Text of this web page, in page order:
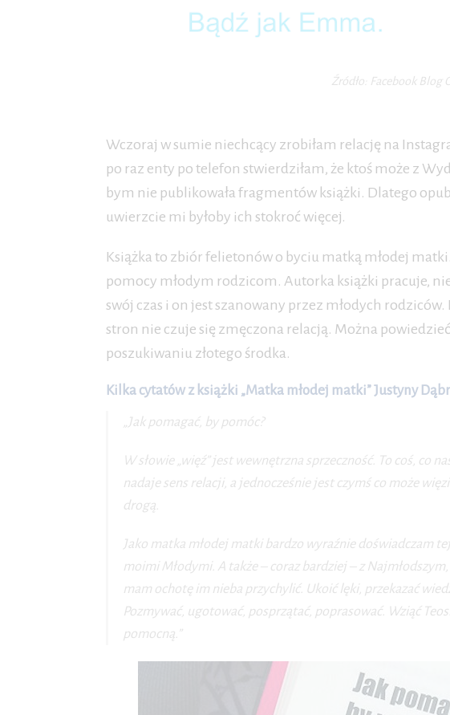
Źródło: Facebook Blog
Wczoraj w sumie niechcący zrobiłam relację na
po raz enty po telefon stwierdziłam, że ktoś może z
bym nie publikowała fragmentów książki. Dlatego
uwierzcie mi byłoby ich stokroć więcej.
Książka to zbiór felietonów o byciu matką młodej
pomocy młodym rodzicom. Autorka książki pracuje,
swój czas i on jest szanowany przez młodych
stron nie czuje się zmęczona relacją. Można
poszukiwaniu złotego środka.
Kilka cytatów z książki „Matka młodej matki” Justyny
„Jak pomagać, by pomóc?
W słowie „więź” jest wewnętrzna sprzeczność. To coś, co
nadaje sens relacji, a jednocześnie jest czymś co może
drogą.
Jako matka młodej matki bardzo wyraźnie doświadczam
moimi Młodymi. A także – coraz bardziej – z
mam ochotę im nieba przychylić. Ukoić lęki, przekazać
Pozmywać, ugotować, posprzątać, poprasować. Wziąć
pomocną.”